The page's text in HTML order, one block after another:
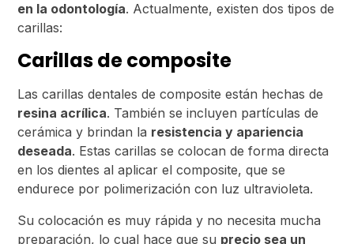
en la odontología. Actualmente, existen dos tipos de
carillas:
Carillas de composite
Las carillas dentales de composite están hechas de
resina acrílica. También se incluyen partículas de
cerámica y brindan la resistencia y apariencia
deseada. Estas carillas se colocan de forma directa
en los dientes al aplicar el composite, que se
endurece por polimerización con luz ultravioleta.
Su colocación es muy rápida y no necesita mucha
preparación, lo cual hace que su precio sea un